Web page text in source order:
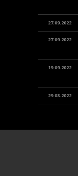
27.09.2022
27.09.2022
19.09.2022
29.08.2022